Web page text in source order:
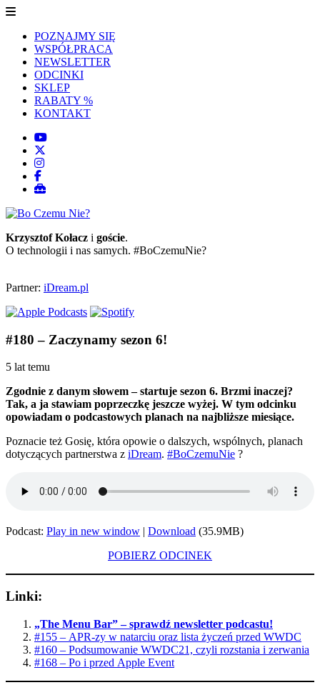
POZNAJMY SIĘ
WSPÓŁPRACA
NEWSLETTER
ODCINKI
SKLEP
RABATY %
KONTAKT
Krzysztof Kołacz i goście.
O technologii i nas samych. #BoCzemuNie?
Partner: iDream.pl
#180 – Zaczynamy sezon 6!
5 lat temu
Zgodnie z danym słowem – startuje sezon 6. Brzmi inaczej?
Tak, a ja stawiam poprzeczkę jeszcze wyżej. W tym odcinku
opowiadam o podcastowych planach na najbliższe miesiące.
Poznacie też Gosię, która opowie o dalszych, wspólnych, planach
dotyczących partnerstwa z iDream. #BoCzemuNie ?
Podcast: Play in new window | Download (35.9MB)
POBIERZ ODCINEK
Linki:
„The Menu Bar” – sprawdź newsletter podcastu!
#155 – APR-zy w natarciu oraz lista życzeń przed WWDC
#160 – Podsumowanie WWDC21, czyli rozstania i zerwania
#168 – Po i przed Apple Event